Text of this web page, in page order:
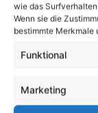
wie das
Wenn sie die
bestimmte Merkmale
Funktional
Marketing
Engagement
FAQs